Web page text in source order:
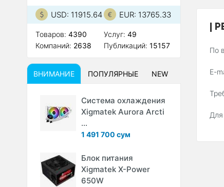
По
E-
USD: 11915.64 EUR: 13765.33
Товаров: 4390
Компаний: 2638
Услуг:49
Публикаций:15157
ВНИМАНИЕ ПОПУЛЯРНЫЕ NEW
Система охлаждения
Xigmatek Aurora Arcti
...
1 491 700 сум
Блок питания
Xigmatek X-Power
650W